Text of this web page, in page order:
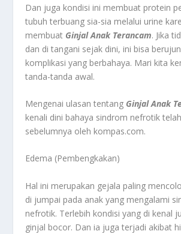
Dan juga kondisi ini membuat protein
tubuh terbuang sia-sia melalui urine
membuat Ginjal Anak Terancam. Jika
dan di tangani sejak dini, ini bisa
komplikasi yang berbahaya. Mari kita
tanda-tanda awal.
Mengenai ulasan tentang Ginjal Anak
kenali dini bahaya sindrom nefrotik
sebelumnya oleh kompas.com.
Edema (Pembengkakan)
Hal ini merupakan gejala paling
di jumpai pada anak yang mengalami
nefrotik. Terlebih kondisi yang di kenal
ginjal bocor. Dan ia juga terjadi akibat